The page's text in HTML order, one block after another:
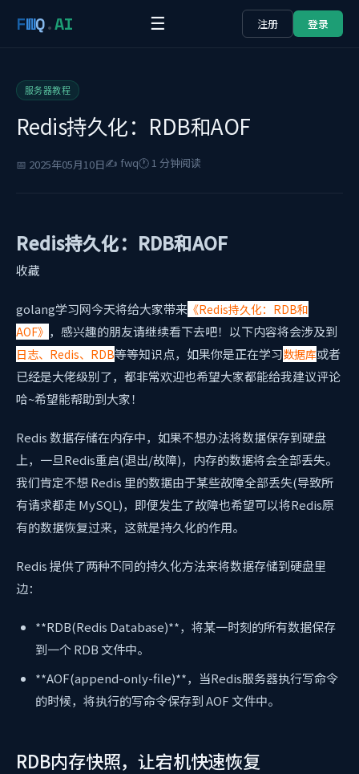
FWQ.AI ☰ 注册 登录
服务器教程
Redis持久化：RDB和AOF
📅 2025年05月10日✍️ fwq🕐 1 分钟阅读
Redis持久化：RDB和AOF
收藏
golang学习网今天将给大家带来 《Redis持久化：RDB和
AOF》 ，感兴趣的朋友请继续看下去吧！以下内容将会涉及到
日志、Redis、RDB等等知识点，如果你是正在学习数据库或者
已经是大佬级别了，都非常欢迎也希望大家都能给我建议评论
哈~希望能帮助到大家！
Redis 数据存储在内存中，如果不想办法将数据保存到硬盘
上，一旦Redis重启(退出/故障)，内存的数据将会全部丢失。
我们肯定不想 Redis 里的数据由于某些故障全部丢失(导致所
有请求都走 MySQL)，即便发生了故障也希望可以将Redis原
有的数据恢复过来，这就是持久化的作用。
Redis 提供了两种不同的持久化方法来将数据存储到硬盘里
边：
**RDB(Redis Database)**，将某一时刻的所有数据保存
到一个 RDB 文件中。
**AOF(append-only-file)**，当Redis服务器执行写命令
的时候，将执行的写命令保存到 AOF 文件中。
RDB内存快照，让宕机快速恢复